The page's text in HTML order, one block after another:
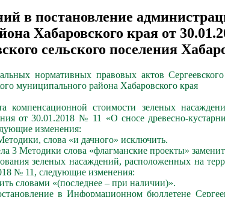
в постановление
Хабаровского края от
сельского поселения
нормативных правовых актов Сергеевского
муниципального района Хабаровского края
стоимости зеленых
от 30.01.2018 № 11 «О сносе древесно-
изменения:
слова «и дачного» исключить.
3 Методики слова «флагманские проекты»
зеленых насаждений, расположенных на
№ 11, следующие изменения:
словами «(последнее – при наличии)».
в Информационном бюллетене